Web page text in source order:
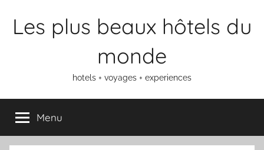
Les plus beaux hôtels du
monde
hotels + voyages + experiences
Menu